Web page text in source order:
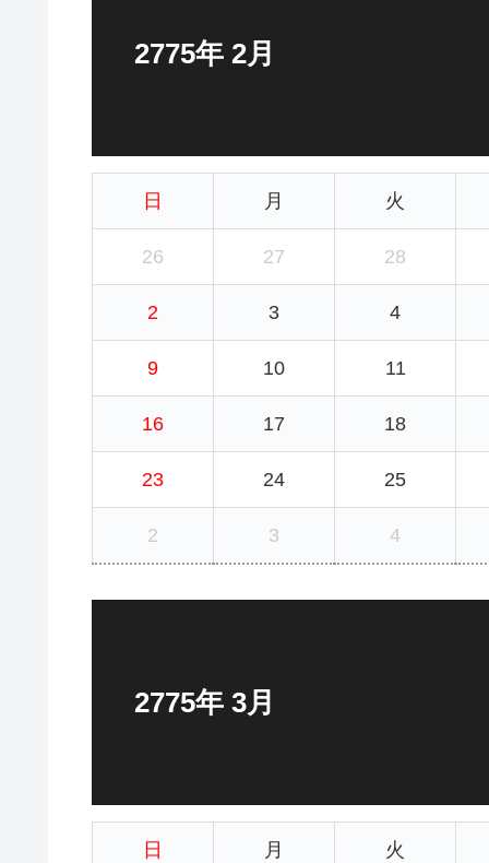
2775年 2月
日 月 火
26 27 28
2 3 4
9 10 11
16 17 18
23 24 25
2 3 4
2775年 3月
日 月 火